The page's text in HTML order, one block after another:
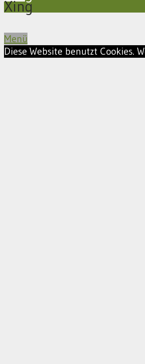
Xing
Menü
Diese Website benutzt Cookies.